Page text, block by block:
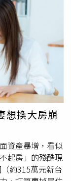
訊時試圖將責
但警方檢視影片
仍將他依公共危
日在
開2026最新發
中，火焰瞬間
光後立刻引發
，隨即報請士
搜索票，清晨6
在睡夢中，現場
回北投分局偵
孫安佐經紀人
查。警方調查發
去也曾拍攝多段
遭警方查獲「短
換大房崩
資產暴增，看似
起房」的殘酷現
約315萬元新台